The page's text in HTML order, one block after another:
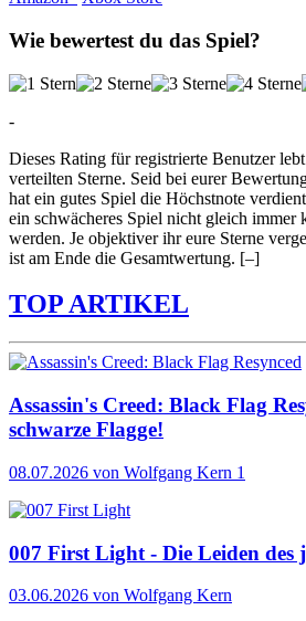
Wie bewertest du das Spiel?
-
Dieses Rating für registrierte Benutzer
verteilten Sterne. Seid bei eurer
hat ein gutes Spiel die Höchstnote
ein schwächeres Spiel nicht gleich immer
werden. Je objektiver ihr eure Sterne
ist am Ende die Gesamtwertung. [–]
TOP ARTIKEL
Assassin's Creed: Black Flag
schwarze Flagge!
08.07.2026 von Wolfgang Kern 1
007 First Light - Die Leiden des
03.06.2026 von Wolfgang Kern